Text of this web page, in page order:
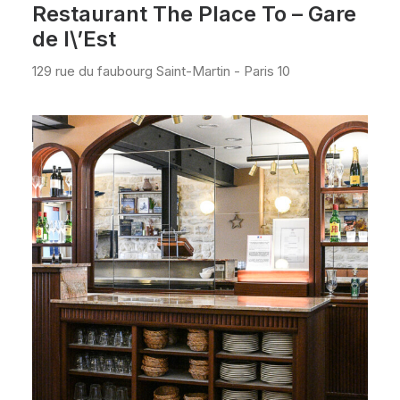
Restaurant The Place To – Gare
de l\’Est
129 rue du faubourg Saint-Martin - Paris 10